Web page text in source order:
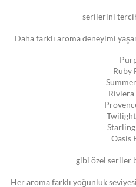
serilerini
Daha farklı aroma deneyimi
Ruby
Riviera
Oasis
gibi özel seriler
Her aroma farklı yoğunluk